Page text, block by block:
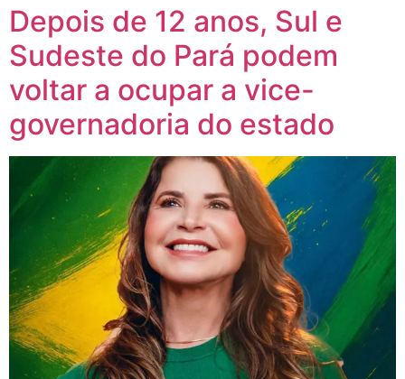
Depois de 12 anos, Sul e
Sudeste do Pará podem
voltar a ocupar a vice-
governadoria do estado